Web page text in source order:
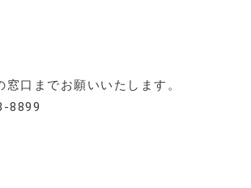
口までお願いいたします。
8899